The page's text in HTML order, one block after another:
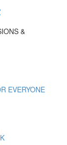
&
EVERYONE